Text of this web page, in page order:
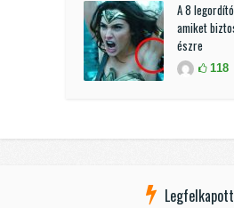
A 8
amiket
észre
118